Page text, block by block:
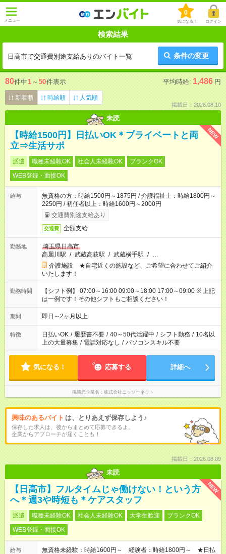
メニュー
0
気になる！ ログイン
検索結果
日高市で交通費別途支給ありのバイト一覧 条件の変更
80件中1 ～ 50件表示 平均時給: 1,486 円
新着順 時給順 人気順
掲載日：2026.08.10
未読
NEW
【時給1500円】日払いOK＊プライベートと両
立⇒生活サポ
派遣 職種未経験OK 社会人未経験OK
ブランクOK
WEB登録・面接OK
給与
無資格の方：時給1500円～1875円 / 介護福祉士：時給1800円～
2250円 / 初任者以上：時給1600円～2000円
交通費別途支給あり
交通費 全額支給
勤務地
埼玉県日高市
高麗川駅 / 武蔵高萩駅 / 武蔵横手駅 / …
介護施設 ★自宅近くの施設など、ご希望に合わせてご紹介
いたします！
勤務時間
【シフト例】 07:00～16:00 09:00～18:00 17:00～09:00 ※ 上記
は一例です！その他シフトもご相談ください！
期間 即日～2ヶ月以上
特徴 日払いOK / 履歴書不要 / 40～50代活躍中 / シフト勤務 / 10名以
上の大量募集 / 電話対応なし / パソコンスキル不要
気になる！ 応募する 詳細へ
掲載元企業名 株式会社ニッソーネット
興味のあるバイト は、とりあえず保存しよう♪
保存した求人は、後からまとめて応募できるよ。
企業からアプローチが届くことも！
掲載日：2026.08.09
未読
NEW
【日高市】フルタイムじゃ働けない！という方
へ＊週3や時短も＊ケアスタッフ
派遣 職種未経験OK 社会人未経験OK 大学生歓迎
ブランクOK
WEB登録・面接OK
給与
無資格未経験：時給1600円～ 経験者：時給1800円～ ★日払